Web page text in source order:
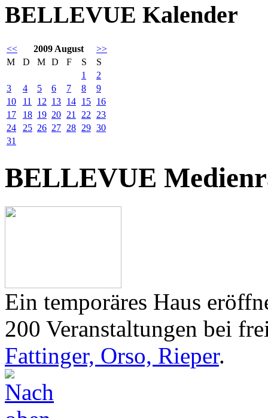
BELLEVUE Kalender
<< 2009 August
>>
M
D M D F S
S
1
2
3
4 5 6 7 8
9
10
11 12 13 14 15 16
17
18 19 20 21 22
23
24
25 26 27 28 29 30
31
BELLEVUE
Ein temporäres Haus
200 Veranstaltungen bei
Fattinger, Orso, Rieper.